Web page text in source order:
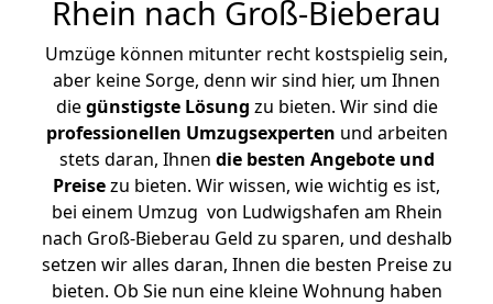
Rhein nach Groß-Bieberau
Umzüge können mitunter recht kostspielig sein,
aber keine Sorge, denn wir sind hier, um Ihnen
diegünstigste Lösung zu bieten. Wir sind die
professionellen Umzugsexperten und arbeiten
stets daran, Ihnen die besten Angebote und
Preisezu bieten. Wir wissen, wie wichtig es ist,
bei einem Umzug von Ludwigshafen am Rhein
nach Groß-Bieberau Geld zu sparen, und deshalb
setzen wir alles daran, Ihnen die besten Preise zu
bieten. Ob Sie nun eine kleine Wohnung haben